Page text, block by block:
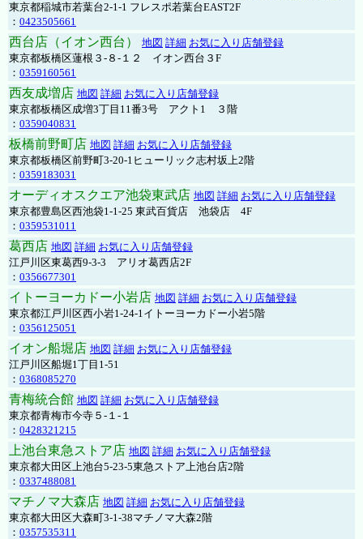
東京都稲城市若葉台2-1-1 フレスポ若葉台EAST2F
： 0423505661
西台店（イオン西台） 地図 詳細 お気に入り店舗登録
東京都板橋区蓮根３-８-１２ イオン西台３F
： 0359160561
西友成増店 地図 詳細 お気に入り店舗登録
東京都板橋区成増3丁目11番3号 アクト1 ３階
： 0359040831
板橋前野町店 地図 詳細 お気に入り店舗登録
東京都板橋区前野町3-20-1ヒューリック志村坂上2階
： 0359183031
オーディオスクエア池袋東武店 地図 詳細 お気に入り店舗登録
東京都豊島区西池袋1-1-25 東武百貨店 池袋店 4F
： 0359531011
葛西店 地図 詳細 お気に入り店舗登録
江戸川区東葛西9-3-3 アリオ葛西店2F
： 0356677301
イトーヨーカドー小岩店 地図 詳細 お気に入り店舗登録
東京都江戸川区西小岩1-24-1イトーヨーカドー小岩5階
： 0356125051
イオン船堀店 地図 詳細 お気に入り店舗登録
江戸川区船堀1丁目1-51
： 0368085270
青梅統合館 地図 詳細 お気に入り店舗登録
東京都青梅市今寺５-１-１
： 0428321215
上池台東急ストア店 地図 詳細 お気に入り店舗登録
東京都大田区上池台5-23-5東急ストア上池台店2階
： 0337488081
マチノマ大森店 地図 詳細 お気に入り店舗登録
東京都大田区大森町3-1-38マチノマ大森2階
： 0357535311